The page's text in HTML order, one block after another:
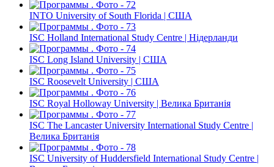
INTO University of South Florida | США
ISC Holland International Study Centre | Нідерланди
ISC Long Island University | США
ISC Roosevelt University | США
ISC Royal Holloway University | Велика Британія
ISC The Lancaster University International Study Centre |
Велика Британія
ISC University of Huddersfield International Study Centre |